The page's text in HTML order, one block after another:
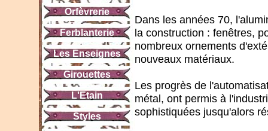
Orfèvrerie
Ferblanterie
Les Enseignes
Girouettes
L'Etain
Styles
Dans les années 70,
la construction : fenêtres,
nombreux ornements
nouveaux matériaux.
Les progrès de
métal, ont permis à
sophistiquées jusqu'alors